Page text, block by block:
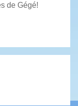
de Gégé!